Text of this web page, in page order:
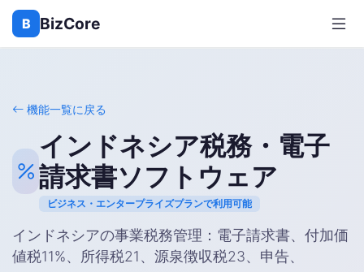
B BizCore
機能一覧に戻る
インドネシア税務・電子
請求書ソフトウェア
ビジネス・エンタープライズプランで利用可能
インドネシアの事業税務管理：電子請求書、付加価
値税11%、所得税21、源泉徴収税23、申告、